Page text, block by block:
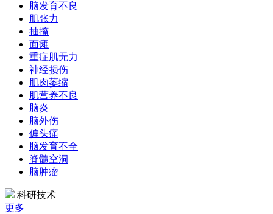
脑发育不良
肌张力
抽搐
面瘫
重症肌无力
神经损伤
肌肉萎缩
肌营养不良
脑炎
脑外伤
偏头痛
脑发育不全
脊髓空洞
脑肿瘤
科研技术
更多